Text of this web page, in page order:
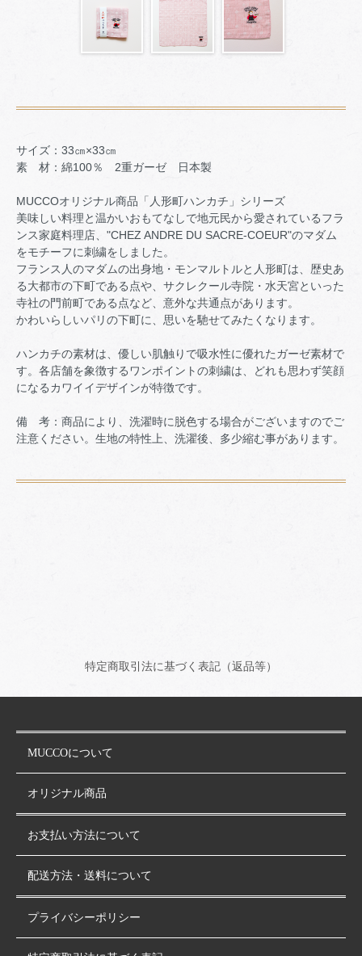
サイズ：33㎝×33㎝
素 材：綿100％ 2重ガーゼ 日本製
MUCCOオリジナル商品「人形町ハンカチ」シリーズ
美味しい料理と温かいおもてなしで地元民から愛されているフラ
ンス家庭料理店、"CHEZ ANDRE DU SACRE-COEUR"のマダム
をモチーフに刺繍をしました。
フランス人のマダムの出身地・モンマルトルと人形町は、歴史あ
る大都市の下町である点や、サクレクール寺院・水天宮といった
寺社の門前町である点など、意外な共通点があります。
かわいらしいパリの下町に、思いを馳せてみたくなります。
ハンカチの素材は、優しい肌触りで吸水性に優れたガーゼ素材で
す。各店舗を象徴するワンポイントの刺繍は、どれも思わず笑顔
になるカワイイデザインが特徴です。
備 考：商品により、洗濯時に脱色する場合がございますのでご
注意ください。生地の特性上、洗濯後、多少縮む事があります。
特定商取引法に基づく表記（返品等）
MUCCOについて
オリジナル商品
お支払い方法について
配送方法・送料について
プライバシーポリシー